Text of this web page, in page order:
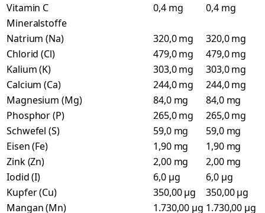
Vitamin C
0,4 mg
0,4 mg
Mineralstoffe
Natrium (Na)
320,0 mg
320,0 mg
Chlorid (Cl)
479,0 mg
479,0 mg
Kalium (K)
303,0 mg
303,0 mg
Calcium (Ca)
244,0 mg
244,0 mg
Magnesium (Mg)
84,0 mg
84,0 mg
Phosphor (P)
265,0 mg
265,0 mg
Schwefel (S)
59,0 mg
59,0 mg
Eisen (Fe)
1,90 mg
1,90 mg
Zink (Zn)
2,00 mg
2,00 mg
Iodid (I)
6,0 µg
6,0 µg
Kupfer (Cu)
350,00 µg
350,00 µg
Mangan (Mn)
1.730,00 µg 1.730,00 µg